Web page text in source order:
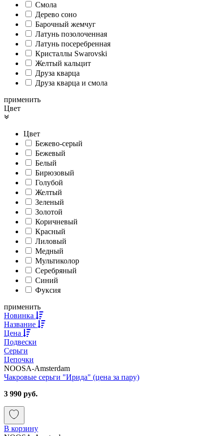
Смола
Дерево соно
Барочный жемчуг
Латунь позолоченная
Латунь посеребренная
Кристаллы Swarovski
Желтый кальцит
Друза кварца
Друза кварца и смола
применить
Цвет
Цвет
Бежево-серый
Бежевый
Белый
Бирюзовый
Голубой
Желтый
Зеленый
Золотой
Коричневый
Красный
Лиловый
Медный
Мультиколор
Серебряный
Синий
Фуксия
применить
Новинка
Название
Цена
Подвески
Серьги
Цепочки
NOOSA-Amsterdam
Чакровые серьги "Ирида" (цена за пару)
3 990 руб.
В корзину